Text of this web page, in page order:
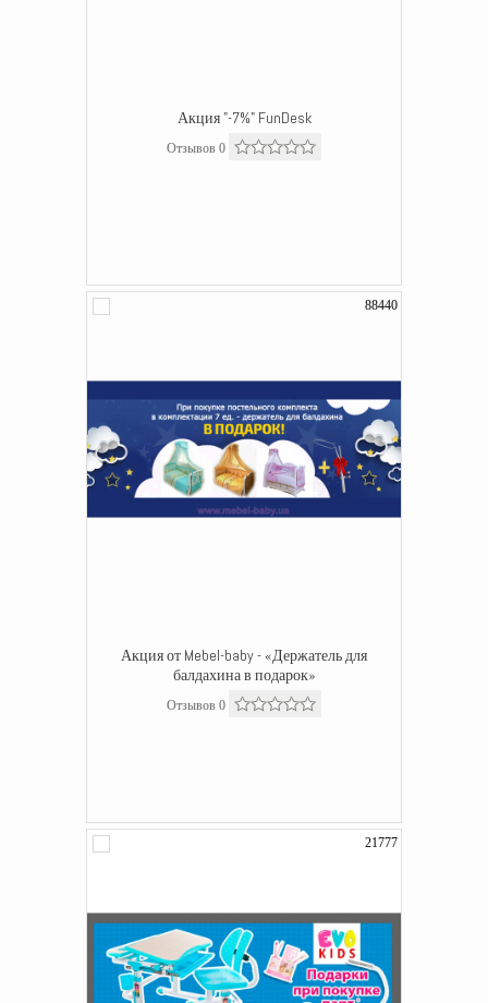
Акция "-7%" FunDesk
Отзывов 0
88440
Акция от Mebel-baby - «Держатель для
балдахина в подарок»
Отзывов 0
21777